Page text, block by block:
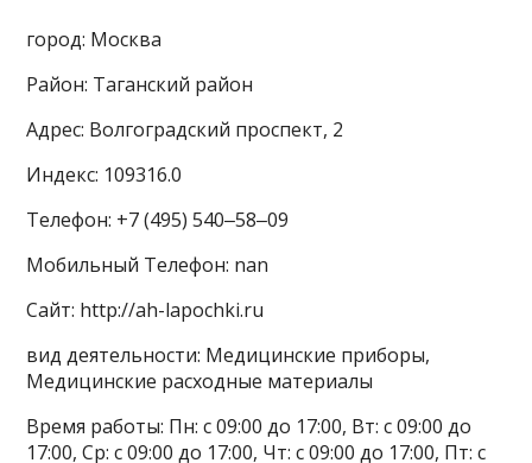
город: Москва
Район: Таганский район
Адрес: Волгоградский проспект, 2
Индекс: 109316.0
Телефон: +7 (495) 540‒58‒09
Мобильный Телефон: nan
Сайт: http://ah-lapochki.ru
вид деятельности: Медицинские приборы,
Медицинские расходные материалы
Время работы: Пн: с 09:00 до 17:00, Вт: с 09:00 до
17:00, Ср: с 09:00 до 17:00, Чт: с 09:00 до 17:00, Пт: с